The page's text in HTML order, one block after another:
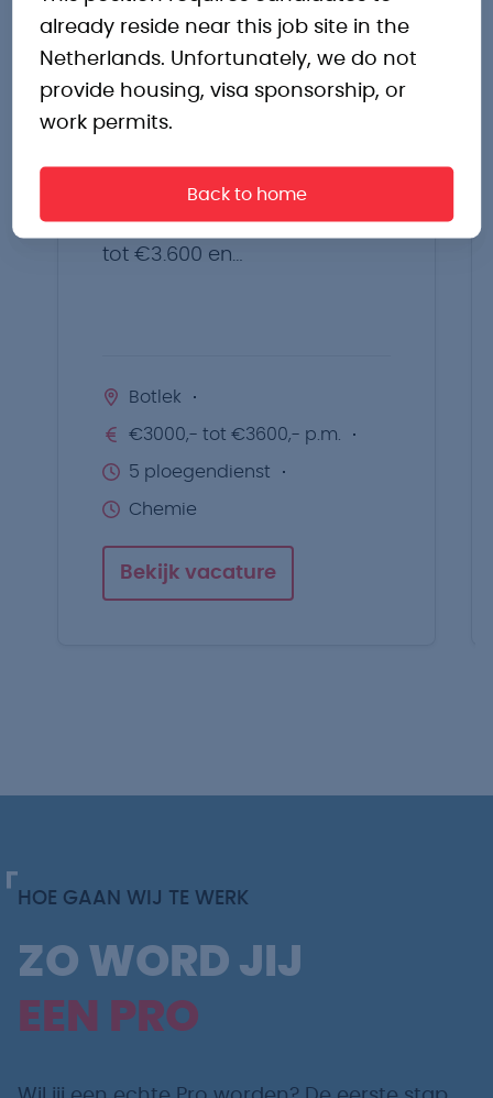
already reside near this job site in the
Netherlands. Unfortunately, we do not
provide housing, visa sponsorship, or
work permits.
Back to home
Machine Operator
Ontdek een uitdagende baan
in de chemie met een salaris
tot €3.600 en
Botlek
€3000,- tot €3600,- p.m.
5 ploegendienst
Chemie
Bekijk vacature
HOE GAAN WIJ TE WERK
ZO WORD JIJ
EEN PRO